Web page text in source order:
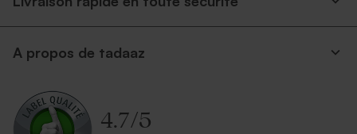
A propos de tadaaz
4.7/5